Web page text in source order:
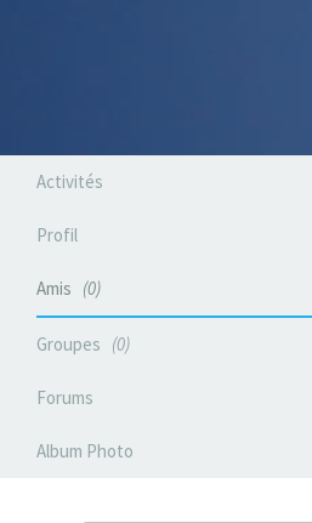
Activités
Profil
Amis 0
Groupes 0
Forums
Album Photo